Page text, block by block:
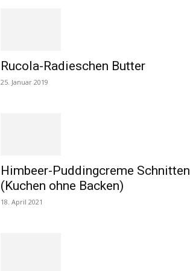
Rucola-Radieschen Butter
25. Januar 2019
Himbeer-Puddingcreme Schnitten
(Kuchen ohne Backen)
18. April 2021